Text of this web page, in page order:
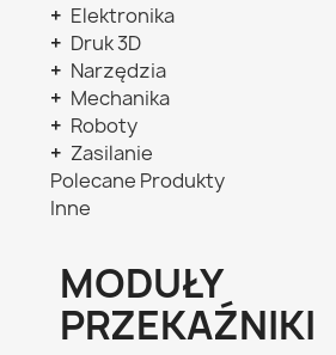
+ Elektronika
+ Druk 3D
+ Narzędzia
+ Mechanika
+ Roboty
+ Zasilanie
Polecane Produkty
Inne
MODUŁY
PRZEKAŹNIKI